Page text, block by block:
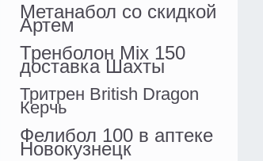
Метанабол со скидкой
Артем
Тренболон Mix 150
доставка Шахты
Тритрен British Dragon
Керчь
Фелибол 100 в аптеке
Новокузнецк